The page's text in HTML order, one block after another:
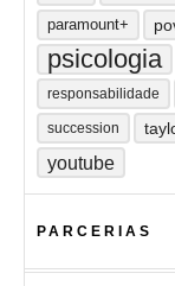
paramount+
psicologia
responsabilidade
succession
youtube
PARCERIAS